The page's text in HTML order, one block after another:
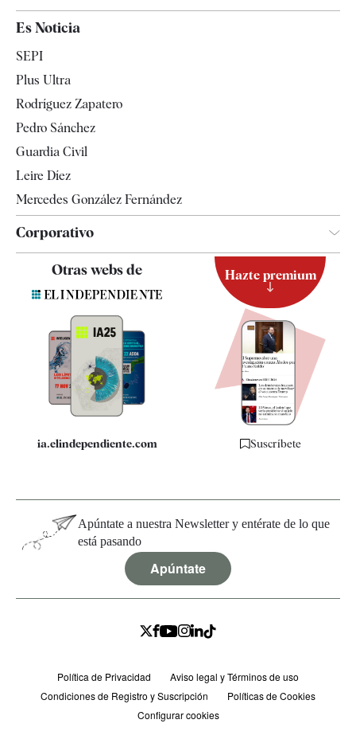
España
Televisión
Es Noticia
SEPI
Plus Ultra
Rodríguez Zapatero
Pedro Sánchez
Guardia Civil
Leire Díez
Mercedes González Fernández
Corporativo
Contacto
Quiénes somos
Especificaciones
Otras webs de
ia.elindependiente.com
Hazte premium
Suscríbete
Apúntate a nuestra Newsletter y entérate de lo que
está pasando
Apúntate
Política de Privacidad
Aviso legal y Términos de uso
Condiciones de Registro y Suscripción
Políticas de Cookies
Configurar cookies